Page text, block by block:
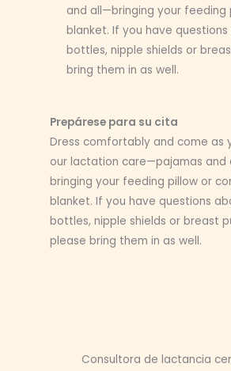
and all—bringing your feeding
blanket. If you have
bottles, nipple shields or
bring them in as well.
Prepárese para su cita
Dress comfortably and come as
our lactation care—pajamas and
bringing your feeding pillow or
blanket. If you have questions
bottles, nipple shields or breast
please bring them in as well.
Consultora de lactancia